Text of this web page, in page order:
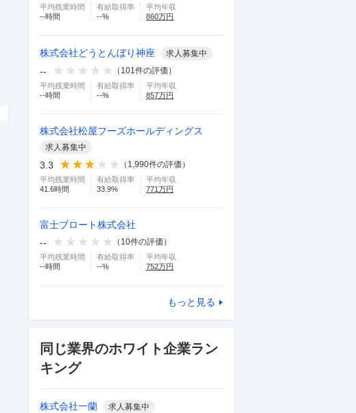
平均残業時間
--時間
有給取得率
--%
平均年収
860万円
株式会社どうとんぼり神座 求人募集中
-- （ 101件の評価）
平均残業時間
--時間
有給取得率
--%
平均年収
857万円
株式会社松屋フーズホールディングス
求人募集中
3.3 （ 1,990件の評価）
平均残業時間
41.6時間
有給取得率
33.9%
平均年収
771 万円
富士ブロート株式会社
--
（ 10件の評価）
平均残業時間
--時間
有給取得率
--%
平均年収
752万円
もっと見る
同じ業界のホワイト企業ラン
キング
株式会社一蘭 求人募集中